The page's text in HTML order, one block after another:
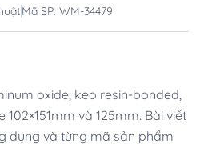
Mã SP: WM-34479
oxide, keo resin-bonded,
và 125mm. Bài viết
dụng và từng mã sản phẩm